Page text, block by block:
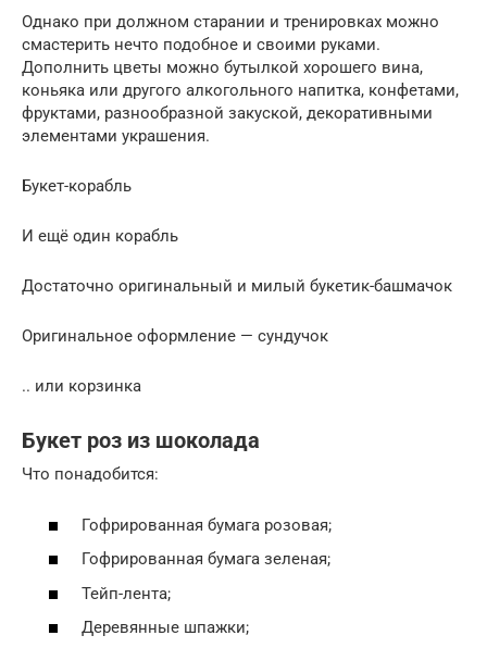
Однако при должном старании и тренировках можно
смастерить нечто подобное и своими руками.
Дополнить цветы можно бутылкой хорошего вина,
коньяка или другого алкогольного напитка, конфетами,
фруктами, разнообразной закуской, декоративными
элементами украшения.
Букет-корабль
И ещё один корабль
Достаточно оригинальный и милый букетик-башмачок
Оригинальное оформление — сундучок
.. или корзинка
Букет роз из шоколада
Что понадобится:
Гофрированная бумага розовая;
Гофрированная бумага зеленая;
Тейп-лента;
Деревянные шпажки;